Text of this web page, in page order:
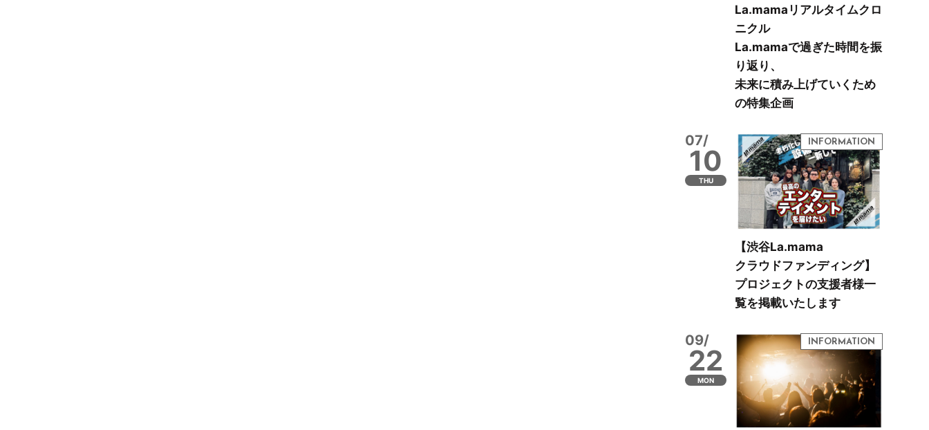
La.mamaリアルタイムクロ
ニクル
La.mamaで過ぎた時間を振
り返り、
未来に積み上げていくため
の特集企画
07/
10
THU
【渋谷La.mama
クラウドファンディング】
プロジェクトの支援者様一
覧を掲載いたします
09/
22
MON